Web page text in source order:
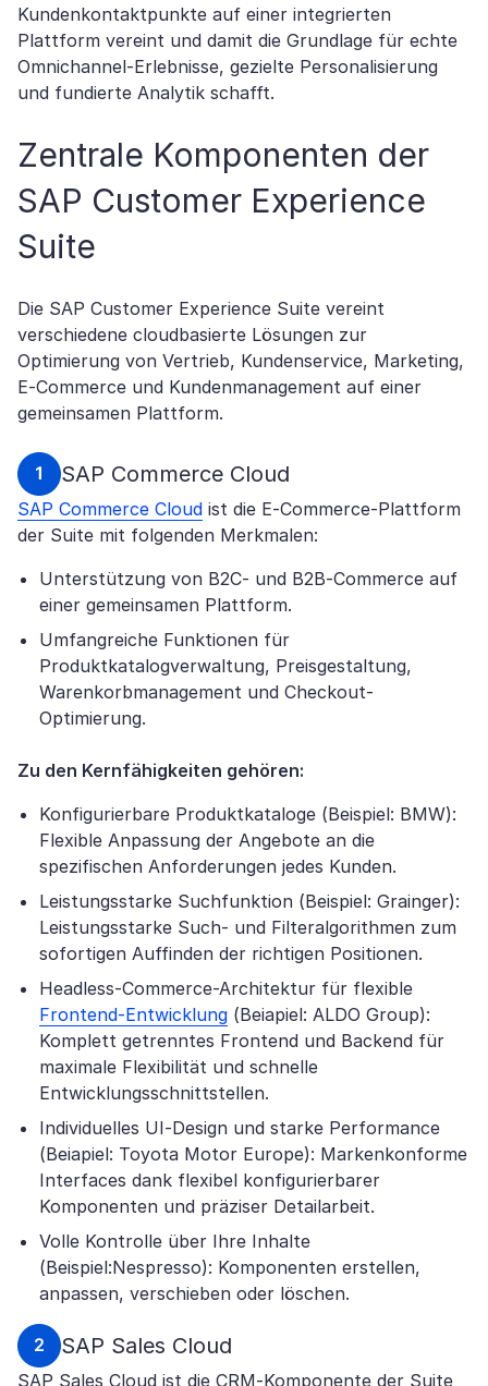
Kundenkontaktpunkte auf einer integrierten
Plattform vereint und damit die Grundlage für echte
Omnichannel-Erlebnisse, gezielte Personalisierung
und fundierte Analytik schafft.
Zentrale Komponenten der
SAP Customer Experience
Suite
Die SAP Customer Experience Suite vereint
verschiedene cloudbasierte Lösungen zur
Optimierung von Vertrieb, Kundenservice, Marketing,
E-Commerce und Kundenmanagement auf einer
gemeinsamen Plattform.
SAP Commerce Cloud
SAP Commerce Cloud ist die E-Commerce-Plattform
der Suite mit folgenden Merkmalen:
Unterstützung von B2C- und B2B-Commerce auf
einer gemeinsamen Plattform.
Umfangreiche Funktionen für
Produktkatalogverwaltung, Preisgestaltung,
Warenkorbmanagement und Checkout-
Optimierung.
Zu den Kernfähigkeiten gehören:
Konfigurierbare Produktkataloge (Beispiel: BMW):
Flexible Anpassung der Angebote an die
spezifischen Anforderungen jedes Kunden.
Leistungsstarke Suchfunktion (Beispiel: Grainger):
Leistungsstarke Such- und Filteralgorithmen zum
sofortigen Auffinden der richtigen Positionen.
Headless-Commerce-Architektur für flexible
Frontend-Entwicklung (Beiapiel: ALDO Group):
Komplett getrenntes Frontend und Backend für
maximale Flexibilität und schnelle
Entwicklungsschnittstellen.
Individuelles UI-Design und starke Performance
(Beiapiel: Toyota Motor Europe): Markenkonforme
Interfaces dank flexibel konfigurierbarer
Komponenten und präziser Detailarbeit.
Volle Kontrolle über Ihre Inhalte
(Beispiel:Nespresso): Komponenten erstellen,
anpassen, verschieben oder löschen.
SAP Sales Cloud
SAP Sales Cloud ist die CRM-Komponente der Suite